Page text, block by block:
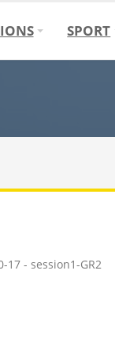
SPORT
17 - session1-GR2